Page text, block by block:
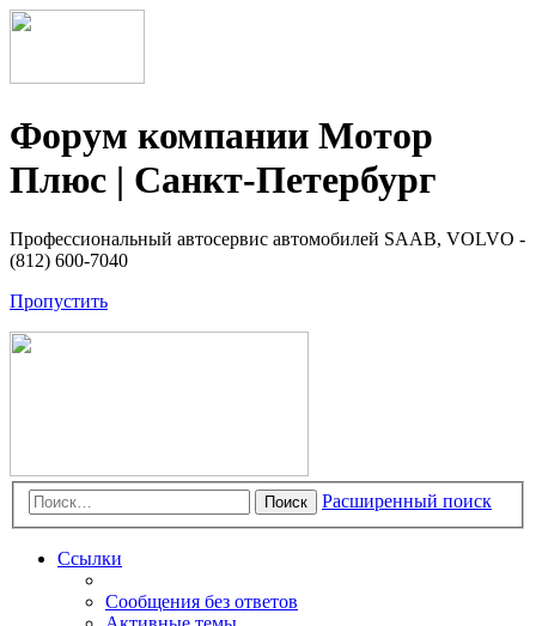
Форум компании Мотор
Плюс | Санкт-Петербург
Профессиональный автосервис автомобилей SAAB, VOLVO -
(812) 600-7040
Пропустить
Поиск Расширенный поиск
Ссылки
Сообщения без ответов